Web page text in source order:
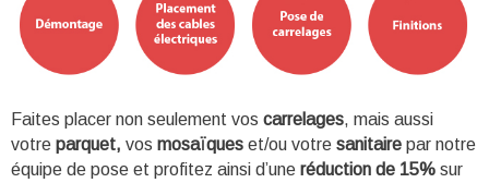
Faites placer non seulement vos carrelages, mais aussi
votre parquet, vos mosaïques et/ou votre sanitaire par notre
équipe de pose et profitez ainsi d’une réduction de 15% sur